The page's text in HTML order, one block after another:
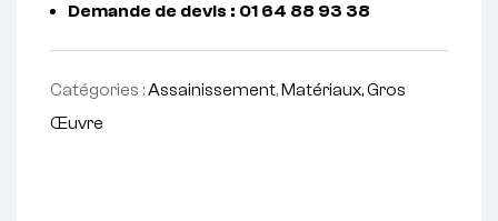
Demande de devis : 01 64 88 93 38
Catégories :Assainissement,Matériaux, Gros
Œuvre